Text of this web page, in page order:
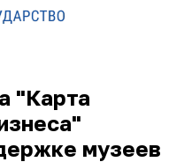
"Карта
музеев